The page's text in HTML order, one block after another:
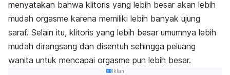
menyatakan bahwa klitoris yang lebih besar akan lebih
mudah orgasme karena memiliki lebih banyak ujung
saraf. Selain itu, klitoris yang lebih besar umumnya lebih
mudah dirangsang dan disentuh sehingga peluang
wanita untuk mencapai orgasme pun lebih besar.
Iklan